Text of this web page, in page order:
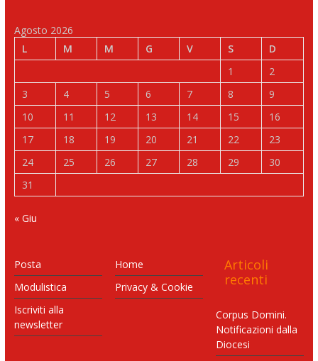
Agosto 2026
L
M M G V S
D
1
2
3
4 5 6 7 8
9
10
11 12 13 14 15
16
17
18 19 20 21 22
23
24
25 26 27 28 29
30
31
« Giu
Posta
Modulistica
Iscriviti alla
newsletter
Home
Privacy & Cookie
Articoli
recenti
Corpus Domini.
Notificazioni dalla
Diocesi